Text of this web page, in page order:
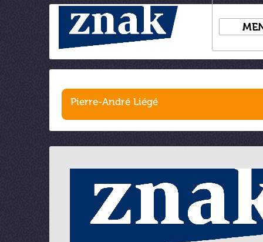
Pierre-André Liégé